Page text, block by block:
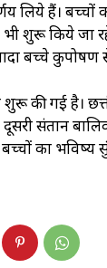
लिये हैं। बच्चों
भी शुरू किये जा
बच्चे कुपोषण
की गई है।
दूसरी संतान
का भविष्य